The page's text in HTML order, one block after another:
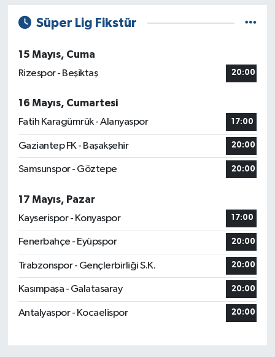
Süper Lig Fikstür
15 Mayıs, Cuma
Rizespor - Beşiktaş
20:00
16 Mayıs, Cumartesi
Fatih Karagümrük - Alanyaspor
17:00
Gaziantep FK - Başakşehir 20:00
Samsunspor - Göztepe 20:00
17 Mayıs, Pazar
Kayserispor - Konyaspor
17:00
Fenerbahçe - Eyüpspor 20:00
Trabzonspor - Gençlerbirliği S.K. 20:00
Kasımpaşa - Galatasaray 20:00
Antalyaspor - Kocaelispor 20:00